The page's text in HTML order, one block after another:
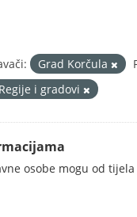
Grad Korčula
Regije i gradovi
osobe mogu od